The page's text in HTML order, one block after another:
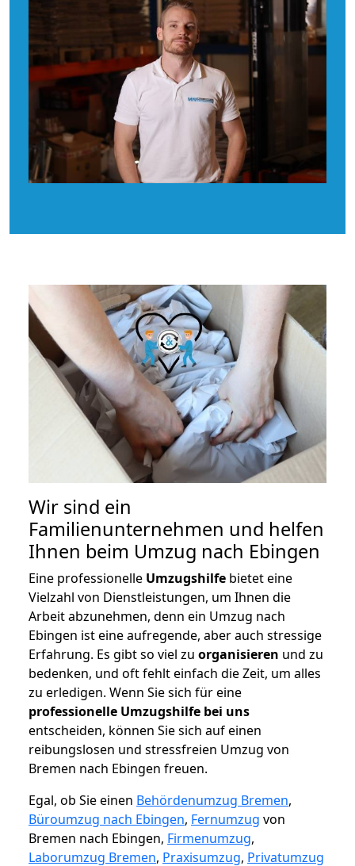
Wir sind ein
Familienunternehmen und helfen
Ihnen beim Umzug nach Ebingen
Eine professionelle Umzugshilfe bietet eine
Vielzahl von Dienstleistungen, um Ihnen die
Arbeit abzunehmen, denn ein Umzug nach
Ebingen ist eine aufregende, aber auch stressige
Erfahrung. Es gibt so viel zu organisieren und zu
bedenken, und oft fehlt einfach die Zeit, um alles
zu erledigen. Wenn Sie sich für eine
professionelle Umzugshilfe bei uns
entscheiden, können Sie sich auf einen
reibungslosen und stressfreien Umzug von
Bremen nach Ebingen freuen.
Egal, ob Sie einen Behördenumzug Bremen,
Büroumzug nach Ebingen, Fernumzug von
Bremen nach Ebingen, Firmenumzug,
Laborumzug Bremen, Praxisumzug, Privatumzug